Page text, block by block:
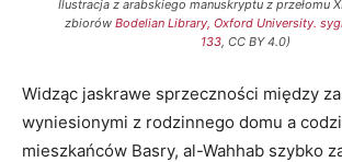
Ilustracja z arabskiego manuskryptu z przełomu
zbiorów Bodelian Library, Oxford University.
133, CC BY 4.0)
Widząc jaskrawe sprzeczności między
wyniesionymi z rodzinnego domu a
mieszkańców Basry, al-Wahhab szybko